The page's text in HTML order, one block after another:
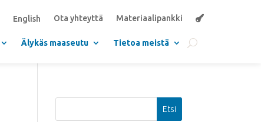
English Ota yhteyttä Materiaalipankki
Älykäs maaseutu Tietoa meistä
Etsi